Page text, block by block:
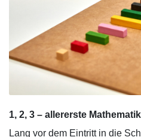
1, 2, 3 – allererste Mathematik
Lang vor dem Eintritt in die